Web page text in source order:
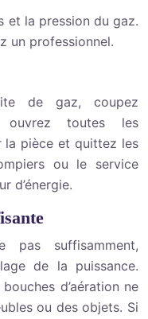
et la pression du gaz.
un professionnel.
de gaz, coupez
ouvrez toutes les
la pièce et quittez les
ou le service
d’énergie.
suffisamment,
de la puissance.
d’aération ne
ou des objets. Si